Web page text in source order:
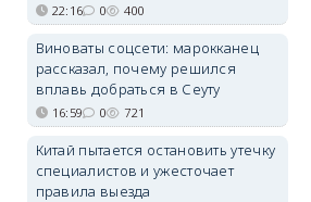
22:16 0 400
Виноваты соцсети: марокканец
рассказал, почему решился
вплавь добраться в Сеуту
16:59 0 721
Китай пытается остановить утечку
специалистов и ужесточает
правила выезда